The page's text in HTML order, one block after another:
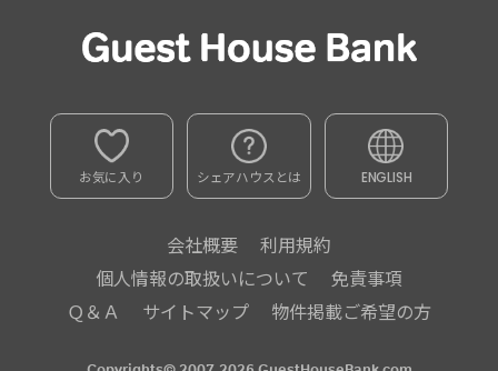
お気に入り シェアハウスとは ENGLISH
会社概要
利用規約
個人情報の取扱いについて
免責事項
Ｑ＆Ａ
サイトマップ 物件掲載ご希望の方